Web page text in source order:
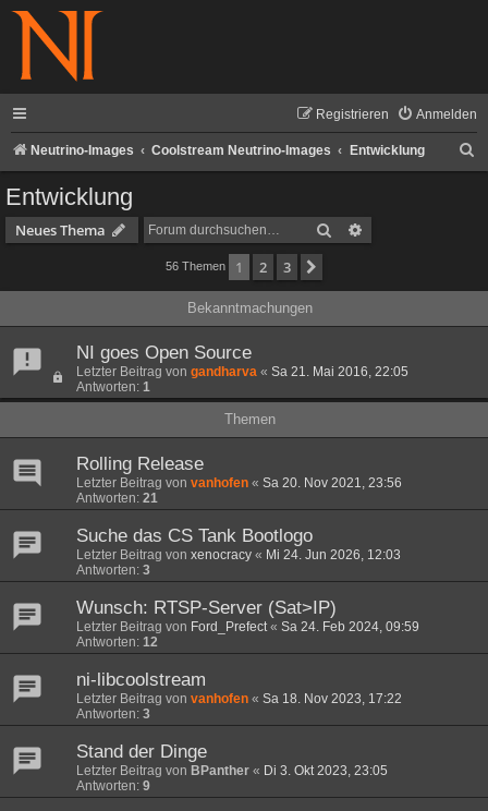
Anmelden
Registrieren
Neutrino-Images Coolstream Neutrino-Images Entwicklung
Entwicklung
Neues Thema Suche
56 Themen 1 2 3
Bekanntmachungen
NI goes Open Source
Letzter Beitrag von gandharva « Sa 21. Mai 2016, 22:05
Antworten: 1
Themen
Rolling Release
Letzter Beitrag von vanhofen « Sa 20. Nov 2021, 23:56
Antworten: 21
Suche das CS Tank Bootlogo
Letzter Beitrag von xenocracy « Mi 24. Jun 2026, 12:03
Antworten: 3
Wunsch: RTSP-Server (Sat>IP)
Letzter Beitrag von Ford_Prefect « Sa 24. Feb 2024, 09:59
Antworten: 12
ni-libcoolstream
Letzter Beitrag von vanhofen « Sa 18. Nov 2023, 17:22
Antworten: 3
Stand der Dinge
Letzter Beitrag von BPanther « Di 3. Okt 2023, 23:05
Antworten: 9